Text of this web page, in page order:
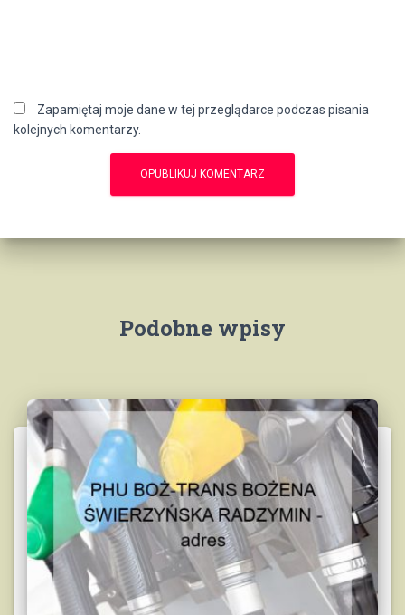
Zapamiętaj moje dane w tej przeglądarce podczas pisania
kolejnych komentarzy.
Podobne wpisy